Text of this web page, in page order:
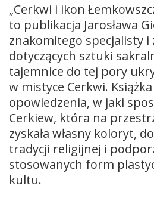
„Cerkwi i ikon
to publikacja Jarosława
znakomitego specjalisty i
dotyczących sztuki
tajemnice do tej pory
w mistyce Cerkwi.
opowiedzenia, w jaki
Cerkiew, która na
zyskała własny koloryt,
tradycji religijnej i
stosowanych form
kultu.